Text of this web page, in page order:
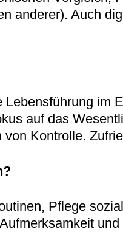
anderer). Auch
im
auf das
Kontrolle.
Pflege